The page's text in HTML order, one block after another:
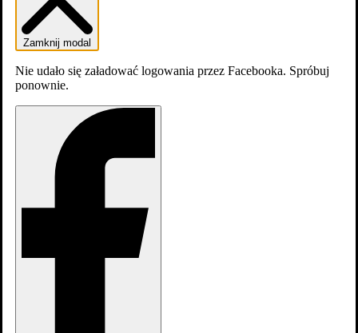
dodaj obsadę
Zamknij modal
Nie udało się załadować logowania przez Facebooka. Spróbuj
ponownie.